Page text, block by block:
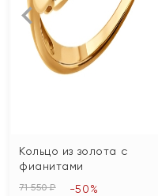
Кольцо из золота с
фианитами
71 550 ₽ -50%